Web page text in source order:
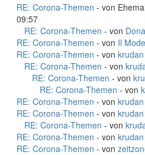
RE: Corona-Themen - von
09:57
RE: Corona-Themen - von
RE: Corona-Themen - von Il
RE: Corona-Themen - von krudan
RE: Corona-Themen - von
RE: Corona-Themen - von
RE: Corona-Themen - von
RE: Corona-Themen - von krudan
RE: Corona-Themen - von krudan
RE: Corona-Themen - von
RE: Corona-Themen - von krudan
RE: Corona-Themen - von